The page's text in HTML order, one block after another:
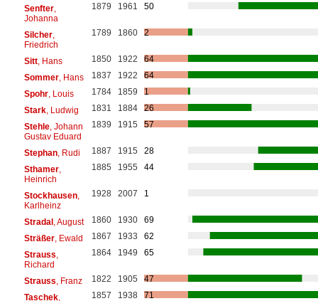
Senfter,
Johanna
1879 1961 50
Silcher,
Friedrich
1789 1860 2
Sitt, Hans 1850 1922
64
Sommer, Hans 1837 1922
64
Spohr, Louis 1784 1859
1
Stark, Ludwig 1831 1884
26
Stehle, Johann
Gustav Eduard
1839 1915 57
Stephan, Rudi 1887 1915
28
Sthamer,
Heinrich
1885 1955 44
Stockhausen,
Karlheinz
1928 2007 1
Stradal, August 1860 1930
69
Sträßer, Ewald 1867 1933
62
Strauss
Richard
1864 1949 65
Strauss , Franz 1822 1905
47
Taschek, 1857 1938 71